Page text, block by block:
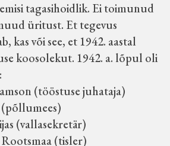
tagasihoidlik. Ei toimunud
üritust. Et tegevus
kas või see, et 1942. aastal
koosolekut. 1942. a. lõpul oli
(tööstuse juhataja)
(vallasekretär)
(tisler)